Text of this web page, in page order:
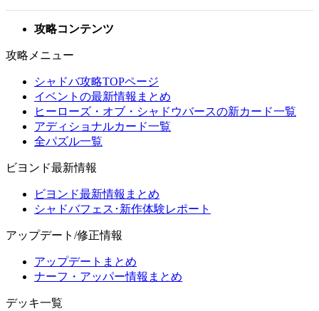
攻略コンテンツ
攻略メニュー
シャドバ攻略TOPページ
イベントの最新情報まとめ
ヒーローズ・オブ・シャドウバースの新カード一覧
アディショナルカード一覧
全パズル一覧
ビヨンド最新情報
ビヨンド最新情報まとめ
シャドバフェス･新作体験レポート
アップデート/修正情報
アップデートまとめ
ナーフ・アッパー情報まとめ
デッキ一覧